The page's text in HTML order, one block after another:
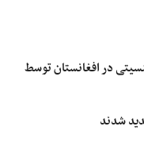
در افغانستان توسط
شدند